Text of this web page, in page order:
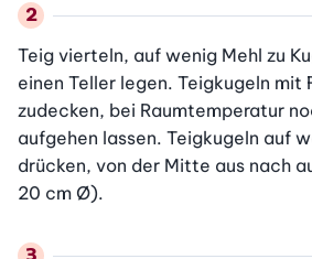
Teig vierteln, auf wenig Mehl zu
einen Teller legen. Teigkugeln mit
zudecken, bei Raumtemperatur
aufgehen lassen. Teigkugeln auf
drücken, von der Mitte aus nach
20 cm Ø).